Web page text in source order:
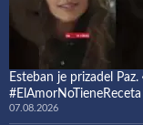
Esteban je prizadel
#ElAmorNoTieneReceta
07.08.2026